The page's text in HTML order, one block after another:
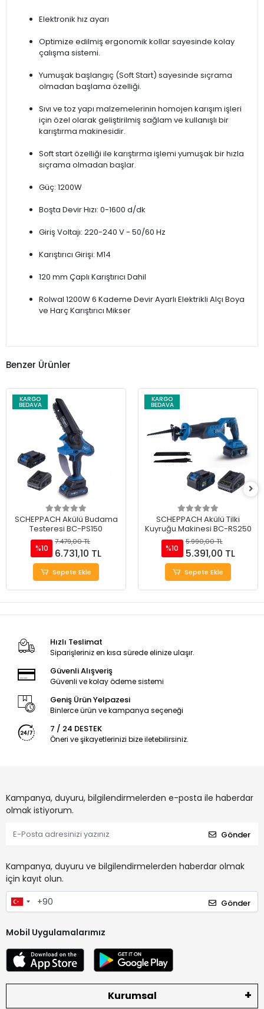
Elektronik hız ayarı
Optimize edilmiş ergonomik kollar sayesinde kolay
çalışma sistemi.
Yumuşak başlangıç (Soft Start) sayesinde sıçrama
olmadan başlama özelliği.
Sıvı ve toz yapı malzemelerinin homojen karışım işleri
için özel olarak geliştirilmiş sağlam ve kullanışlı bir
karıştırma makinesidir.
Soft start özelliği ile karıştırma işlemi yumuşak bir hızla
sıçrama olmadan başlar.
Güç: 1200W
Boşta Devir Hızı: 0-1600 d/dk
Giriş Voltajı: 220-240 V - 50/60 Hz
Karıştırıcı Girişi: M14
120 mm Çaplı Karıştırıcı Dahil
Rolwal 1200W 6 Kademe Devir Ayarlı Elektrikli Alçı Boya
ve Harç Karıştırıcı Mikser
Benzer Ürünler
KARGO
BEDAVA
SCHEPPACH Akülü Budama
Testeresi BC-PS150
%10
7.479,00 TL
6.731,10 TL
Sepete Ekle
KARGO
BEDAVA
SCHEPPACH Akülü Tilki
Kuyruğu Makinesi BC-RS250
%10
5.990,00 TL
5.391,00 TL
Sepete Ekle
Hızlı Teslimat
Siparişleriniz en kısa sürede elinize ulaşır.
Güvenli Alışveriş
Güvenli ve kolay ödeme sistemi
Geniş Ürün Yelpazesi
Binlerce ürün ve kampanya seçeneği
7 / 24 DESTEK
Öneri ve şikayetlerinizi bize iletebilirsiniz.
Kampanya, duyuru, bilgilendirmelerden e-posta ile haberdar
olmak istiyorum.
Gönder
Kampanya, duyuru ve bilgilendirmelerden haberdar olmak
için kayıt olun.
Gönder
Mobil Uygulamalarımız
Kurumsal